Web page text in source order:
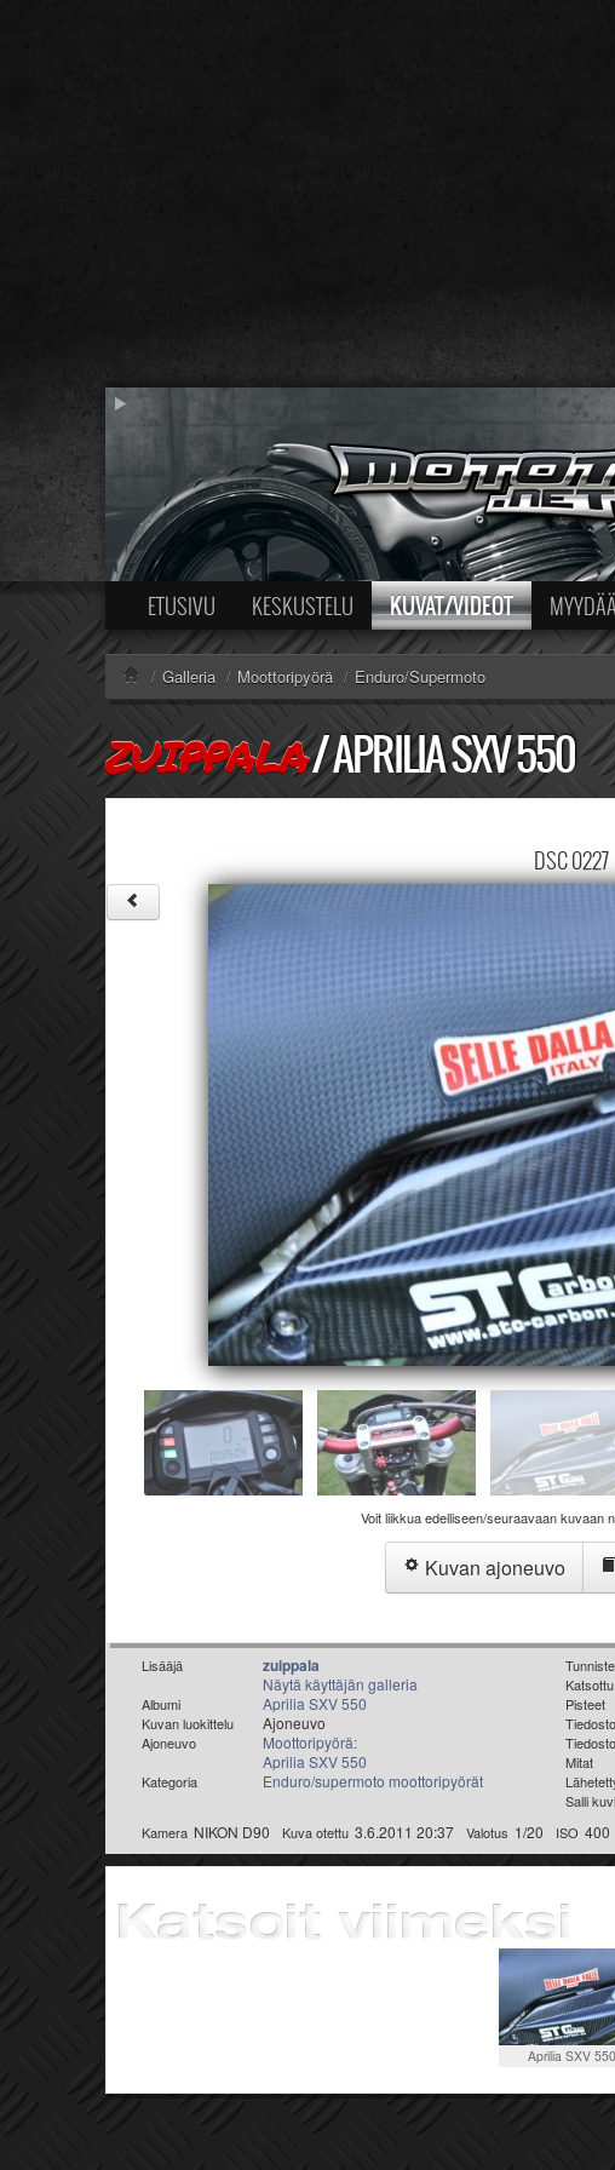
ETUSIVU KESKUSTELU KUVAT/VIDEOT
/ Galleria / Moottoripyörä / Enduro/Supermoto
ZUIPPALA/APRILIA SXV 550
DSC 0227
Voit liikkua edelliseen/seuraavaan kuvaan
Kuvan ajoneuvo
Lisääjä zuippala
Näytä käyttäjän galleria
Albumi Aprilia SXV 550
Kuvan luokittelu Ajoneuvo
Ajoneuvo
Moottoripyörä:
Aprilia SXV 550
Kategoria Enduro/supermoto moottoripyörät
Tunniste
Katsottu
Pisteet
Mitat
Salli
Kamera NIKON D90 Kuva otettu 3.6.2011 20:37 Valotus 1/20 ISO 400
Aprilia SXV 550